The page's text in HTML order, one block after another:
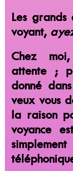
Les
voyant,
Chez
attente ;
donné
veux vous
la raison
voyance